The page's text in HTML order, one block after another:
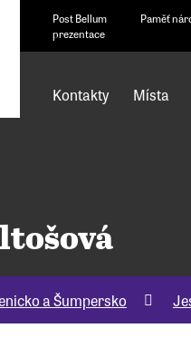
Post Bellum Paměť
prezentace
Kontakty Místa
a Šumpersko